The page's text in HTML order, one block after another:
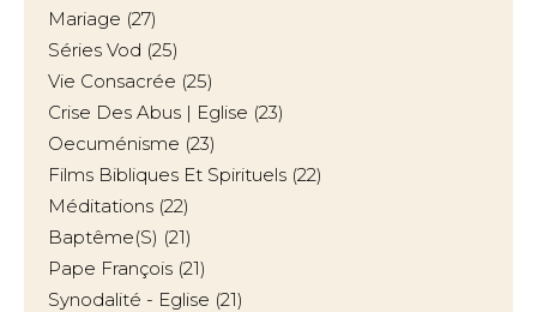
Mariage (27)
Séries Vod (25)
Vie Consacrée (25)
Crise Des Abus | Eglise (23)
Oecuménisme (23)
Films Bibliques Et Spirituels (22)
Méditations (22)
Baptême(s) (21)
Pape François (21)
Synodalité - Eglise (21)